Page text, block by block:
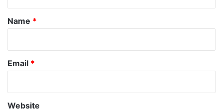
*
Name *
Email *
Website